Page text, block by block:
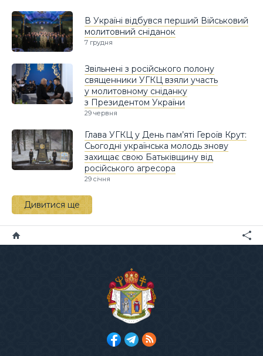
В Україні відбувся перший Військовий
молитовний сніданок
7 грудня
Звільнені з російського полону
священники УГКЦ взяли участь
у молитовному сніданку
з Президентом України
29 червня
Глава УГКЦ у День пам’яті Героїв Крут:
Сьогодні українська молодь знову
захищає свою Батьківщину від
російського агресора
29 січня
Дивитися ще